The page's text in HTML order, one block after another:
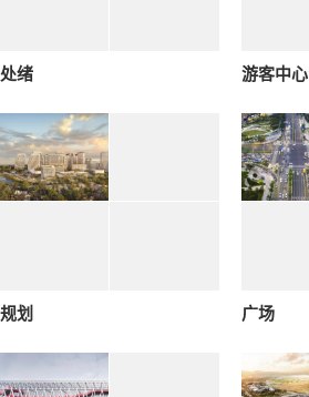
处绪 游客中心
规划 广场